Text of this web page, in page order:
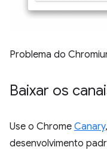
Problema do
Baixar os
Use o Chrome Canary,
desenvolvimento